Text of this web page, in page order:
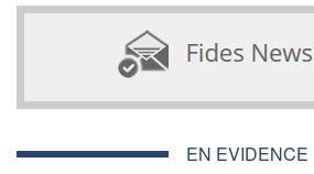
EN EVIDENCE